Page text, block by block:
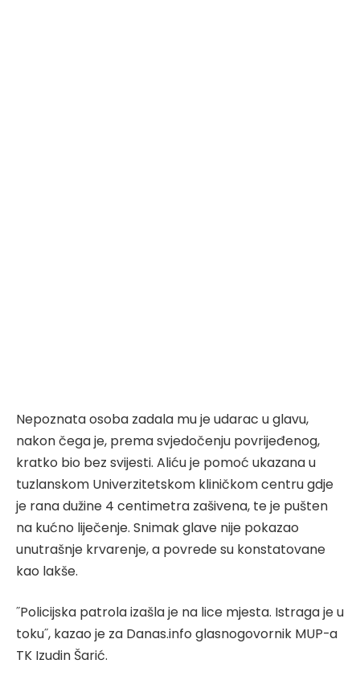
Nepoznata osoba zadala mu je udarac u glavu,
nakon čega je, prema svjedočenju povrijeđenog,
kratko bio bez svijesti. Aliću je pomoć ukazana u
tuzlanskom Univerzitetskom kliničkom centru gdje
je rana dužine 4 centimetra zašivena, te je pušten
na kućno liječenje. Snimak glave nije pokazao
unutrašnje krvarenje, a povrede su konstatovane
kao lakše.
˝Policijska patrola izašla je na lice mjesta. Istraga je u
toku˝, kazao je za Danas.info glasnogovornik MUP-a
TK Izudin Šarić.